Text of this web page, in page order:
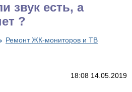
звук есть, а
?
Ремонт ЖК-мониторов и ТВ
18:08 14.05.2019